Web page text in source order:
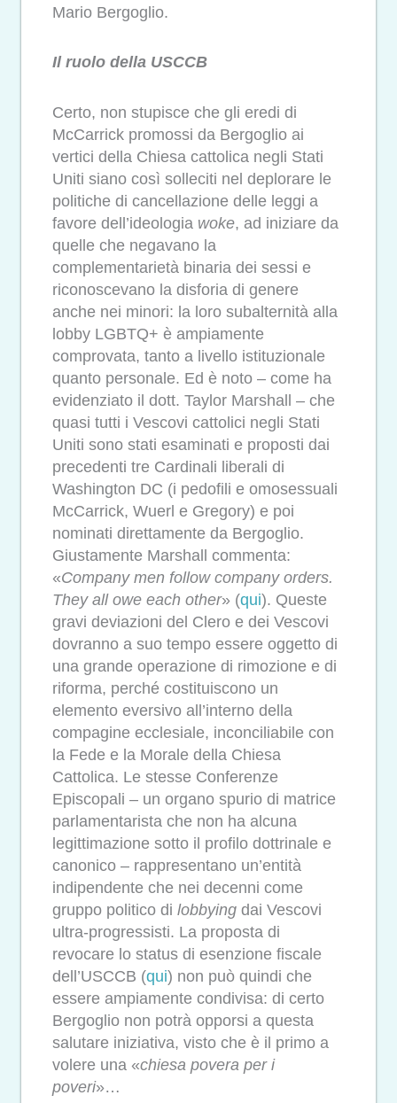
Mario Bergoglio.
Il ruolo della USCCB
Certo, non stupisce che gli eredi di
McCarrick promossi da Bergoglio ai
vertici della Chiesa cattolica negli Stati
Uniti siano così solleciti nel deplorare le
politiche di cancellazione delle leggi a
favore dell’ideologia woke, ad iniziare da
quelle che negavano la
complementarietà binaria dei sessi e
riconoscevano la disforia di genere
anche nei minori: la loro subalternità alla
lobby LGBTQ+ è ampiamente
comprovata, tanto a livello istituzionale
quanto personale. Ed è noto – come ha
evidenziato il dott. Taylor Marshall – che
quasi tutti i Vescovi cattolici negli Stati
Uniti sono stati esaminati e proposti dai
precedenti tre Cardinali liberali di
Washington DC (i pedofili e omosessuali
McCarrick, Wuerl e Gregory) e poi
nominati direttamente da Bergoglio.
Giustamente Marshall commenta:
«Company men follow company orders.
They all owe each other» (qui). Queste
gravi deviazioni del Clero e dei Vescovi
dovranno a suo tempo essere oggetto di
una grande operazione di rimozione e di
riforma, perché costituiscono un
elemento eversivo all’interno della
compagine ecclesiale, inconciliabile con
la Fede e la Morale della Chiesa
Cattolica. Le stesse Conferenze
Episcopali – un organo spurio di matrice
parlamentarista che non ha alcuna
legittimazione sotto il profilo dottrinale e
canonico – rappresentano un’entità
indipendente che nei decenni come
gruppo politico di lobbying dai Vescovi
ultra-progressisti. La proposta di
revocare lo status di esenzione fiscale
dell’USCCB (qui) non può quindi che
essere ampiamente condivisa: di certo
Bergoglio non potrà opporsi a questa
salutare iniziativa, visto che è il primo a
volere una «chiesa povera per i
poveri»…